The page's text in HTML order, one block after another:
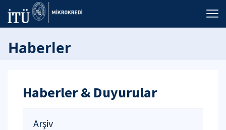
Haberler
Haberler & Duyurular
Arşiv